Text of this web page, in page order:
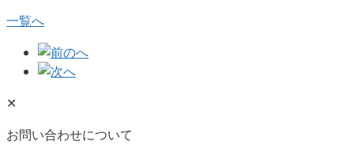
一覧へ
✕
お問い合わせについて